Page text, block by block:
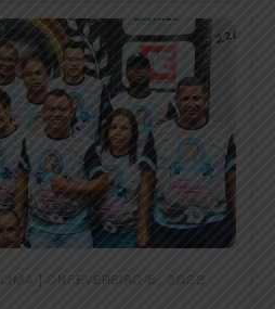
ON FEVEREIRO 8, 2022